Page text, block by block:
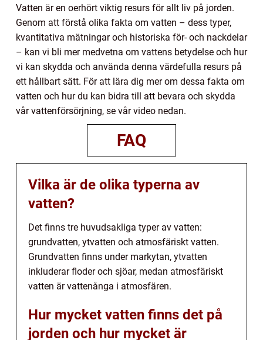
Vatten är en oerhört viktig resurs för allt liv på jorden.
Genom att förstå olika fakta om vatten – dess typer,
kvantitativa mätningar och historiska för- och nackdelar
– kan vi bli mer medvetna om vattens betydelse och hur
vi kan skydda och använda denna värdefulla resurs på
ett hållbart sätt. För att lära dig mer om dessa fakta om
vatten och hur du kan bidra till att bevara och skydda
vår vattenförsörjning, se vår video nedan.
FAQ
Vilka är de olika typerna av
vatten?
Det finns tre huvudsakliga typer av vatten:
grundvatten, ytvatten och atmosfäriskt vatten.
Grundvatten finns under markytan, ytvatten
inkluderar floder och sjöar, medan atmosfäriskt
vatten är vattenånga i atmosfären.
Hur mycket vatten finns det på
jorden och hur mycket är